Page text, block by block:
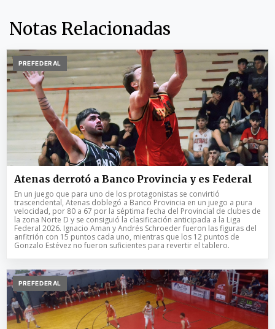
Notas Relacionadas
PREFEDERAL
Atenas derrotó a Banco Provincia y es Federal
En un juego que para uno de los protagonistas se convirtió
trascendental, Atenas doblegó a Banco Provincia en un juego a pura
velocidad, por 80 a 67 por la séptima fecha del Provincial de clubes de
la zona Norte D y se consiguió la clasificación anticipada a la Liga
Federal 2026. Ignacio Aman y Andrés Schroeder fueron las figuras del
anfitrión con 15 puntos cada uno, mientras que los 12 puntos de
Gonzalo Estévez no fueron suficientes para revertir el tablero.
PREFEDERAL